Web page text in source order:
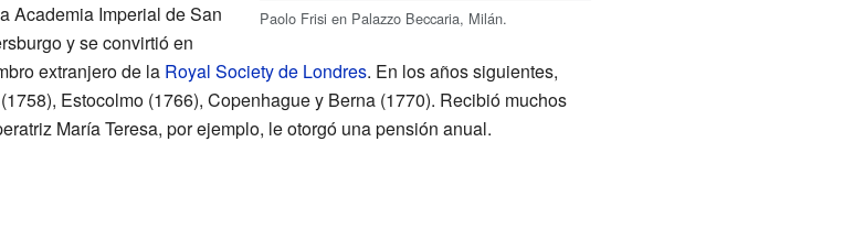
Paolo Frisi en Palazzo Beccaria, Milán.
Academia Imperial de San
y se convirtió en
extranjero de la Royal Society de Londres. En los años siguientes,
Estocolmo (1766), Copenhague y Berna (1770). Recibió muchos
María Teresa, por ejemplo, le otorgó una pensión anual.